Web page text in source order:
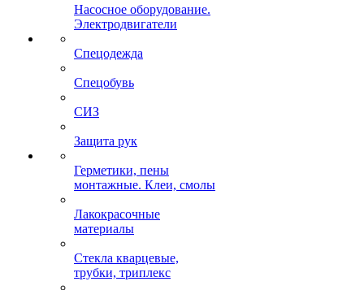
Насосное оборудование.
Электродвигатели
Спецодежда
Спецобувь
СИЗ
Защита рук
Герметики, пены
монтажные. Клеи, смолы
Лакокрасочные
материалы
Стекла кварцевые,
трубки, триплекс